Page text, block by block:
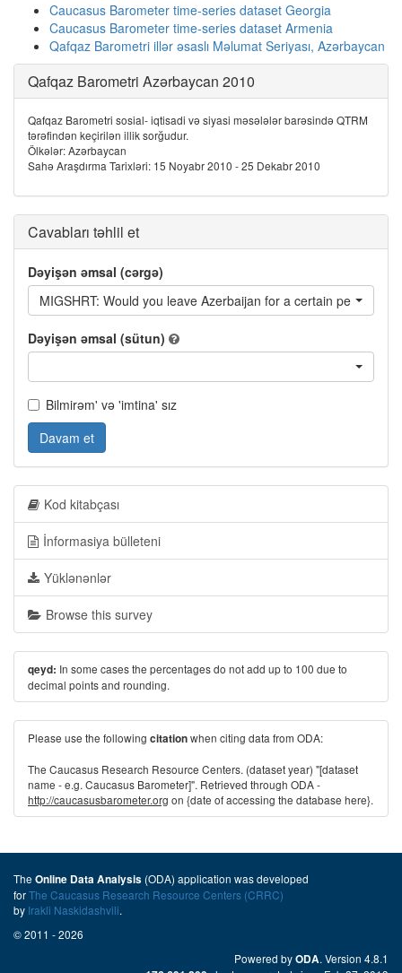
Caucasus Barometer time-series dataset Georgia
Caucasus Barometer time-series dataset Armenia
Qafqaz Barometri illər əsaslı Məlumat Seriyası, Azərbaycan
Qafqaz Barometri Azərbaycan 2010
Qafqaz Barometri sosial- iqtisadi və siyasi məsələlər barəsində QTRM
tərəfindən keçirilən illik sorğudur.
Ölkələr: Azərbaycan
Sahə Araşdırma Tarixləri: 15 Noyabr 2010 - 25 Dekabr 2010
Cavabları təhlil et
Dəyişən əmsal (cərgə)
MIGSHRT: Would you leave Azerbaijan for a certain period?
Dəyişən əmsal (sütun)
Bilmirəm' və 'imtina' sız
Davam et
Kod kitabçası
İnformasiya bülleteni
Yüklənənlər
Browse this survey
qeyd: In some cases the percentages do not add up to 100 due to
decimal points and rounding.
Please use the following citationwhen citing data from ODA:
The Caucasus Research Resource Centers. (dataset year) "[dataset
name - e.g. Caucasus Barometer]". Retrieved through ODA -
http://caucasusbarometer.org on {date of accessing the database here}.
The Online Data Analysis (ODA) application was developed
forThe Caucasus Research Resource Centers (CRRC)
by Irakli Naskidashvili.
© 2011 - 2026
Powered byODA. Version 4.8.1